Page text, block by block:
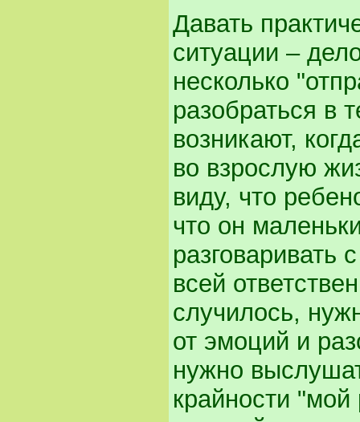
Давать
ситуации –
несколько
разобраться в
возникают,
во взрослую
виду, что
что он
разговаривать
всей
случилось,
от эмоций и
нужно
крайности